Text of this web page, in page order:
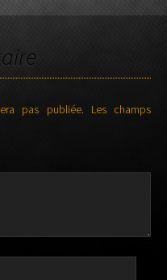
DES
pas publiée. Les champs